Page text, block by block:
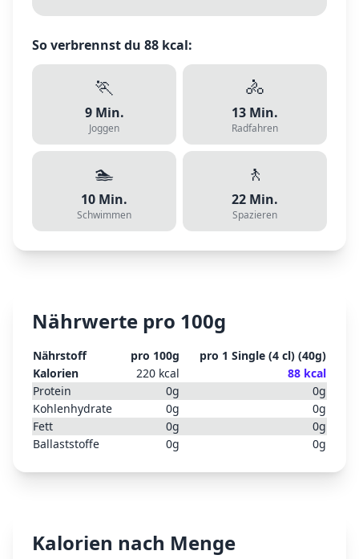
So verbrennst du 88 kcal:
🏃
9Min.
Joggen
🚴
13 Min.
Radfahren
🏊
10 Min.
Schwimmen
🚶
22 Min.
Spazieren
Nährwerte pro 100g
Nährstoff pro 100g pro 1 Single (4 cl) (40g)
Kalorien
220 kcal 88 kcal
Protein
0g 0g
Kohlenhydrate
0g 0g
Fett
0g 0g
Ballaststoffe
0g 0g
Kalorien nach Menge